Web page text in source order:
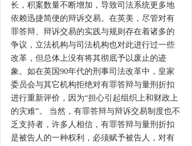
长，积案数量不断增加，导致司法系统更多地
依赖迅捷简便的辩诉交易。在英美，尽管对有
罪答辩、辩诉交易的实践与规则存在着诸多的
争议，立法机构与司法机构也对此进行过一些
改革，但总体上没有将其彻底予以废止的迹
象。如在英国90年代的刑事司法改革中，皇家
委员会与其它机构拒绝对有罪答辩与量刑折扣
进行重新评价，因为“担心引起组织上和财政上
的灾难”。 当然，有罪答辩与辩诉交易制度也不
乏支持者，许多人相信，有罪答辩与量刑折扣
是被告人的一种权利，必须赋予被告人，对有